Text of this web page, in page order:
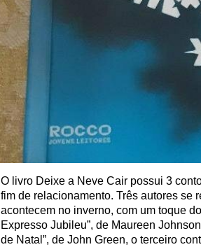
O livro Deixe a Neve Cair possui 3
fim de relacionamento. Três autores se
acontecem no inverno, com um toque
Expresso Jubileu”, de Maureen
de Natal”, de John Green, o terceiro